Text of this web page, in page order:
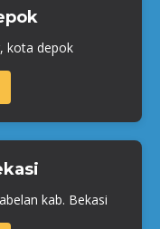
kota depok
kab. Bekasi